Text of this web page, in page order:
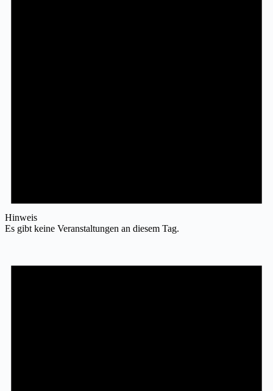
Hinweis
Es gibt keine Veranstaltungen an diesem Tag.